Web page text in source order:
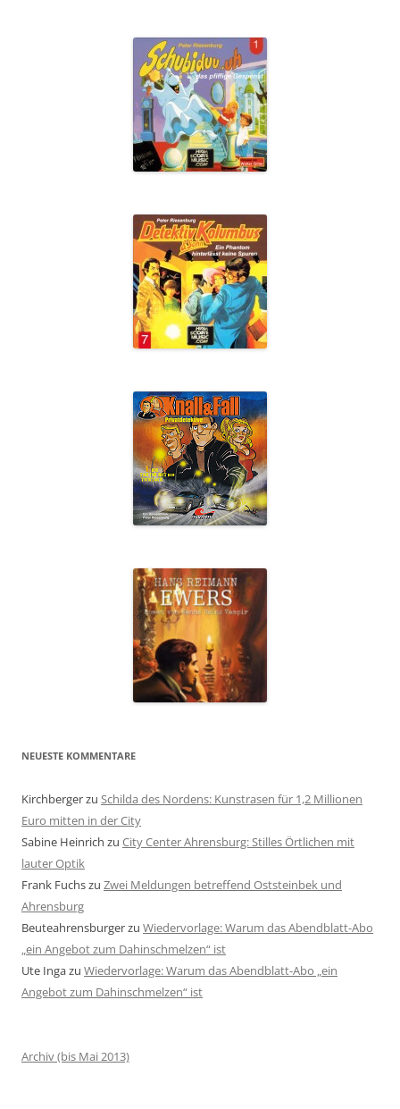
NEUESTE KOMMENTARE
Kirchbergerzu Schilda des Nordens: Kunstrasen für 1,2 Millionen
Euro mitten in der City
Sabine Heinrich zu City Center Ahrensburg: Stilles Örtlichen mit
lauter Optik
Frank Fuchszu Zwei Meldungen betreffend Oststeinbek und
Ahrensburg
Beuteahrensburgerzu Wiedervorlage: Warum das Abendblatt-Abo
„ein Angebot zum Dahinschmelzen“ ist
Ute Ingazu Wiedervorlage: Warum das Abendblatt-Abo „ein
Angebot zum Dahinschmelzen“ ist
Archiv (bis Mai 2013)